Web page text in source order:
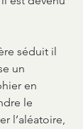
séduit il
un
en
le
l’aléatoire,